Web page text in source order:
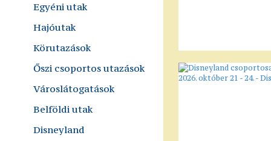
Egyéni utak
Hajóutak
Körutazások
Őszi csoportos utazások
Városlátogatások
Belföldi utak
Disneyland